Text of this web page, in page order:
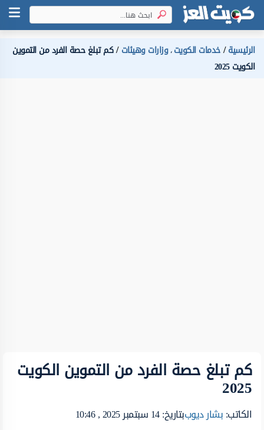
الرئيسية خدمات الكويت،وزارات وهيئات كم تبلغ حصة الفرد من التموين
الكويت 2025
كم تبلغ حصة الفرد من التموين الكويت
2025
الكاتب:بشار ديوببتاريخ: 14 سبتمبر 2025 , 10:46